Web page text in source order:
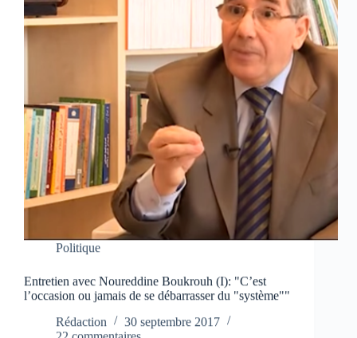
Politique
Entretien avec Noureddine Boukrouh (I): "C’est
l’occasion ou jamais de se débarrasser du "système""
Rédaction
30 septembre 2017